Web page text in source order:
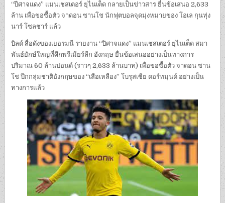
“ปีศาจแดง” แมนเชสเตอร์ ยุไนเต็ด กลายเป็นข่าวสาร ยื่นข้อเสนอ 2,633
ล้าน เพื่อขอซื้อตัว จาดอน ซานโช นักฟุตบอลจุดมุ่งหมายของ โอเล กุนทุ่ง
นาร์ โซลชาร์ แล้ว
บิลด์ สื่อดังของเยอรมนี รายงาน “ปิศาจแดง” แมนเชสเตอร์ ยุไนเต็ด สมา
พันธ์ยักษ์ใหญ่ที่ศึกพรีเมียร์ลีก อังกฤษ ยื่นข้อเสนออย่างเป็นทางการ
ปริมาณ 60 ล้านปอนด์ (ราวๆ 2,633 ล้านบาท) เพื่อขอซื้อตัว จาดอน ซาน
โช ปีกกลุ่มชาติอังกฤษของ “เสือเหลือง” โบรุสเซีย ดอร์ทมุนด์ อย่างเป็น
ทางการแล้ว